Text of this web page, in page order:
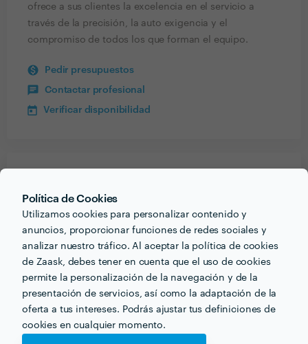
Política de Cookies
Utilizamos cookies para personalizar contenido y
anuncios, proporcionar funciones de redes sociales y
analizar nuestro tráfico. Al aceptar la política de cookies
de Zaask, debes tener en cuenta que el uso de cookies
permite la personalización de la navegación y de la
presentación de servicios, así como la adaptación de la
oferta a tus intereses. Podrás ajustar tus definiciones de
cookies en cualquier momento.
ofrece a sus clientes la excelencia en el servicio a
través de la precisión, la auto exigencia y el
compromiso de todos los que forman el equipo.
Pedir presupuestos
Contactar profesional
Verificar disponibilidad
Crea Grup
Otros servicios proporcionados por Crea Grup
Celebrar Cumpleaños en barcelona